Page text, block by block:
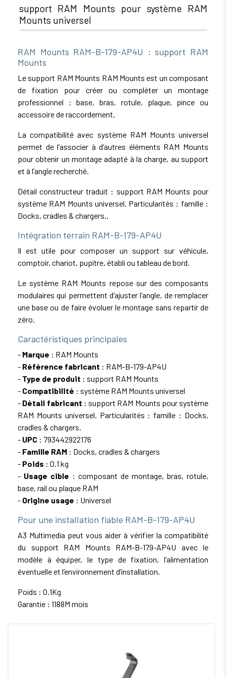
support RAM Mounts pour système RAM
Mounts universel
RAM Mounts RAM-B-179-AP4U : support RAM
Mounts
Le support RAM Mounts RAM Mounts est un composant
de fixation pour créer ou compléter un montage
professionnel : base, bras, rotule, plaque, pince ou
accessoire de raccordement.
La compatibilité avec système RAM Mounts universel
permet de l’associer à d’autres éléments RAM Mounts
pour obtenir un montage adapté à la charge, au support
et à l’angle recherché.
Détail constructeur traduit : support RAM Mounts pour
système RAM Mounts universel. Particularités : famille :
Docks, cradles & chargers..
Intégration terrain RAM-B-179-AP4U
Il est utile pour composer un support sur véhicule,
comptoir, chariot, pupitre, établi ou tableau de bord.
Le système RAM Mounts repose sur des composants
modulaires qui permettent d’ajuster l’angle, de remplacer
une base ou de faire évoluer le montage sans repartir de
zéro.
Caractéristiques principales
- Marque : RAM Mounts
- Référence fabricant : RAM-B-179-AP4U
- Type de produit : support RAM Mounts
- Compatibilité : système RAM Mounts universel
- Détail fabricant : support RAM Mounts pour système
RAM Mounts universel. Particularités : famille : Docks,
cradles & chargers.
- UPC : 793442922176
- Famille RAM : Docks, cradles & chargers
- Poids : 0.1 kg
- Usage cible : composant de montage, bras, rotule,
base, rail ou plaque RAM
- Origine usage : Universel
Pour une installation fiable RAM-B-179-AP4U
A3 Multimedia peut vous aider à vérifier la compatibilité
du support RAM Mounts RAM-B-179-AP4U avec le
modèle à équiper, le type de fixation, l’alimentation
éventuelle et l’environnement d’installation.
Poids : 0.1Kg
Garantie : 1188M mois